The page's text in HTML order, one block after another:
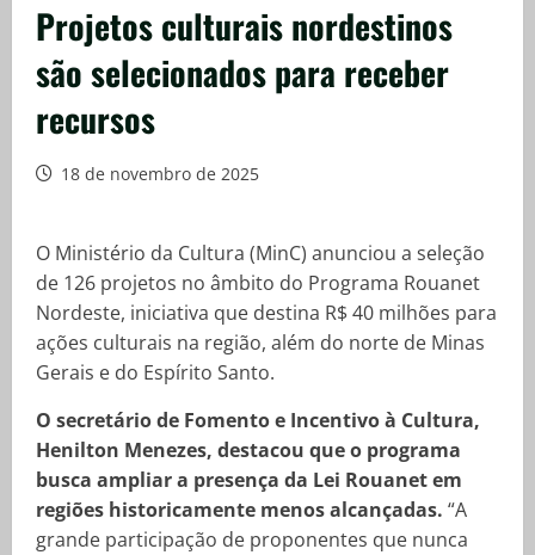
Projetos culturais nordestinos
são selecionados para receber
recursos
18 de novembro de 2025
O Ministério da Cultura (MinC) anunciou a seleção
de 126 projetos no âmbito do Programa Rouanet
Nordeste, iniciativa que destina R$ 40 milhões para
ações culturais na região, além do norte de Minas
Gerais e do Espírito Santo.
O secretário de Fomento e Incentivo à Cultura,
Henilton Menezes, destacou que o programa
busca ampliar a presença da Lei Rouanet em
regiões historicamente menos alcançadas. “A
grande participação de proponentes que nunca